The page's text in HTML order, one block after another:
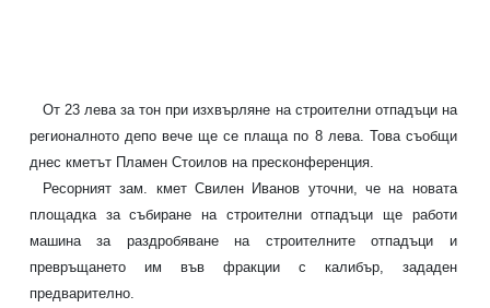
От 23 лева за тон при изхвърляне на строителни отпадъци на
регионалното депо вече ще се плаща по 8 лева. Това съобщи
днес кметът Пламен Стоилов на пресконференция.
Ресорният зам. кмет Свилен Иванов уточни, че на новата
площадка за събиране на строителни отпадъци ще работи
машина за раздробяване на строителните отпадъци и
превръщането им във фракции с калибър, зададен
предварително.